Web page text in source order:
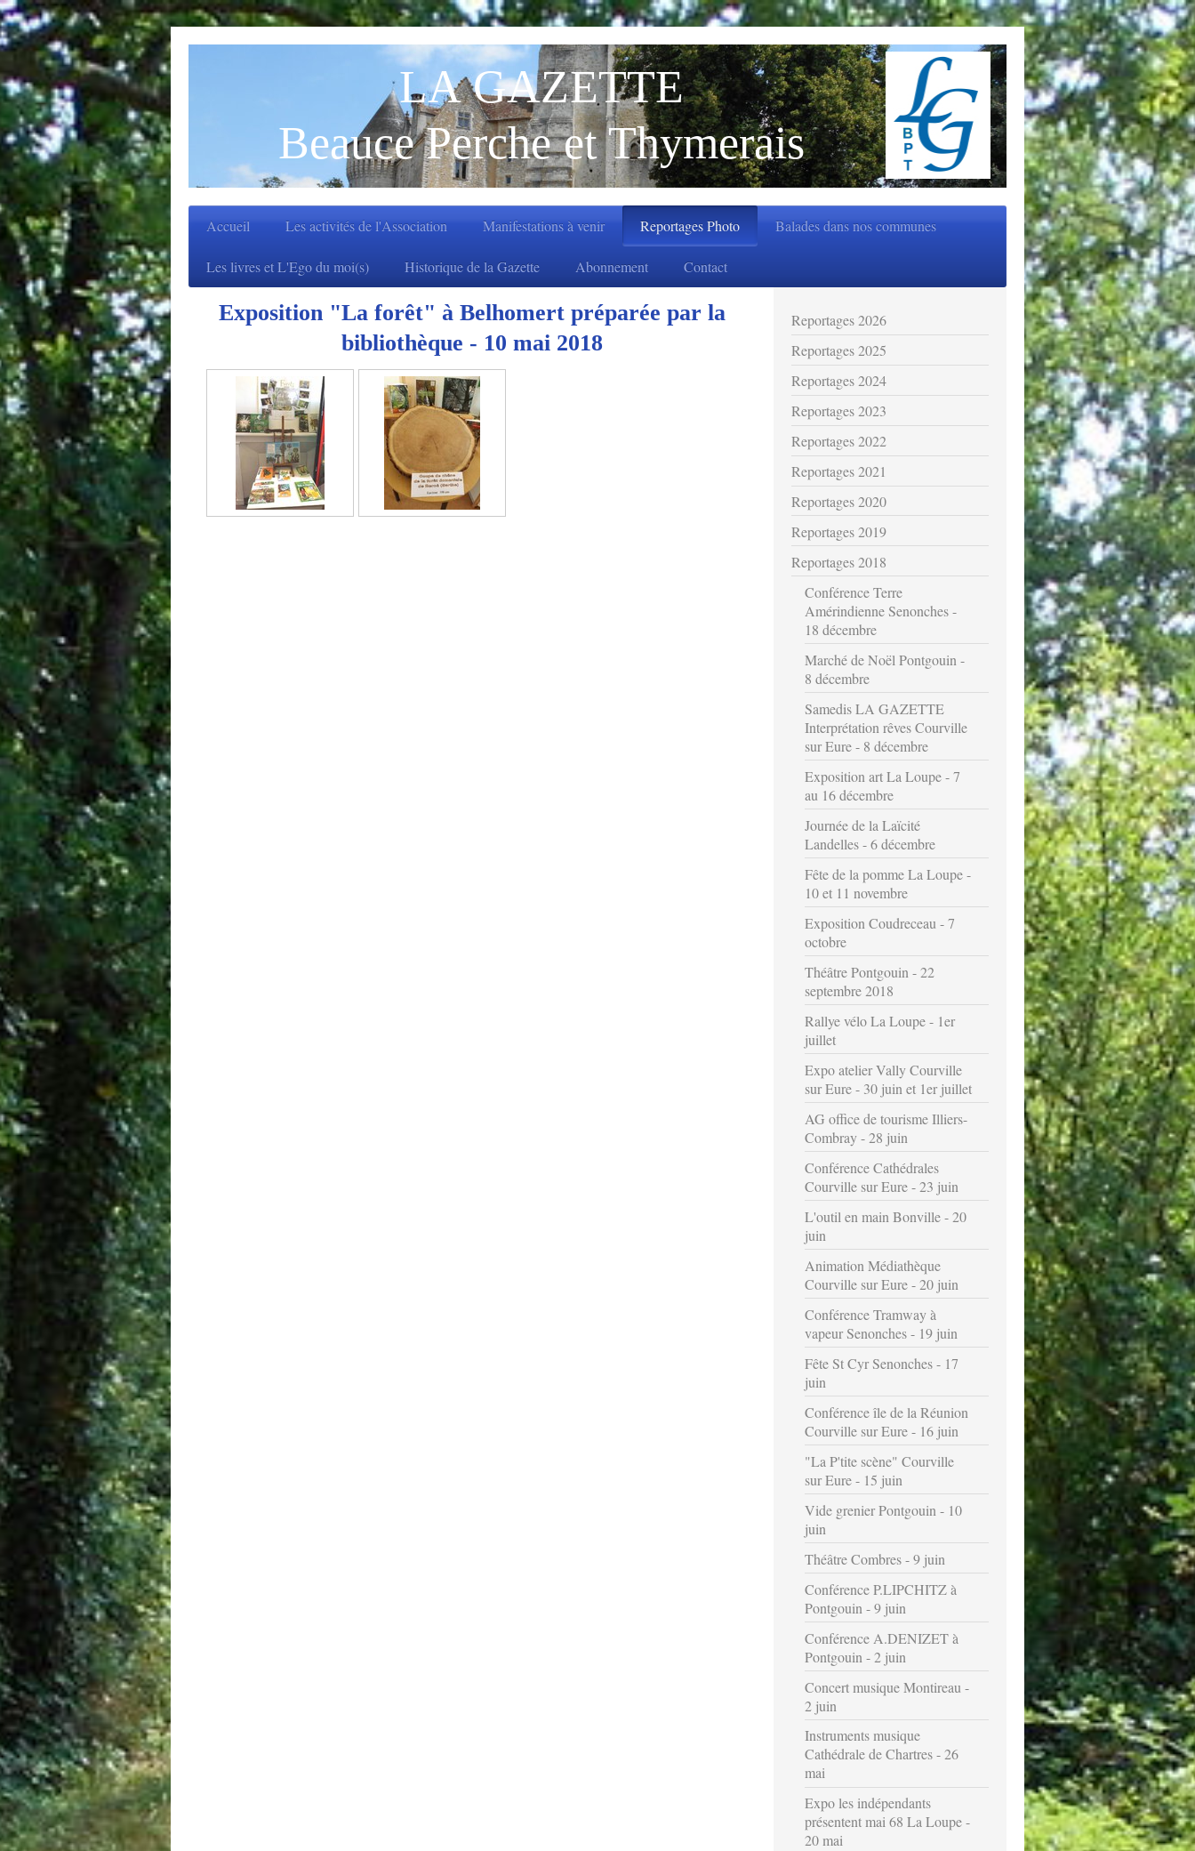
LA GAZETTE
Beauce Perche et Thymerais
Accueil Les activités de l'Association Manifestations à venir Reportages Photo Balades dans nos communes
Les livres et L'Ego du moi(s) Historique de la Gazette Abonnement Contact
Exposition "La forêt" à Belhomert préparée par la
bibliothèque - 10 mai 2018
Reportages 2026
Reportages 2025
Reportages 2024
Reportages 2023
Reportages 2022
Reportages 2021
Reportages 2020
Reportages 2019
Reportages 2018
Conférence Terre
Amérindienne Senonches -
18 décembre
Marché de Noël Pontgouin -
8 décembre
Samedis LA GAZETTE
Interprétation rêves Courville
sur Eure - 8 décembre
Exposition art La Loupe - 7
au 16 décembre
Journée de la Laïcité
Landelles - 6 décembre
Fête de la pomme La Loupe -
10 et 11 novembre
Exposition Coudreceau - 7
octobre
Théâtre Pontgouin - 22
septembre 2018
Rallye vélo La Loupe - 1er
juillet
Expo atelier Vally Courville
sur Eure - 30 juin et 1er juillet
AG office de tourisme Illiers-
Combray - 28 juin
Conférence Cathédrales
Courville sur Eure - 23 juin
L'outil en main Bonville - 20
juin
Animation Médiathèque
Courville sur Eure - 20 juin
Conférence Tramway à
vapeur Senonches - 19 juin
Fête St Cyr Senonches - 17
juin
Conférence île de la Réunion
Courville sur Eure - 16 juin
"La P'tite scène" Courville
sur Eure - 15 juin
Vide grenier Pontgouin - 10
juin
Théâtre Combres - 9 juin
Conférence P.LIPCHITZ à
Pontgouin - 9 juin
Conférence A.DENIZET à
Pontgouin - 2 juin
Concert musique Montireau -
2 juin
Instruments musique
Cathédrale de Chartres - 26
mai
Expo les indépendants
présentent mai 68 La Loupe -
20 mai